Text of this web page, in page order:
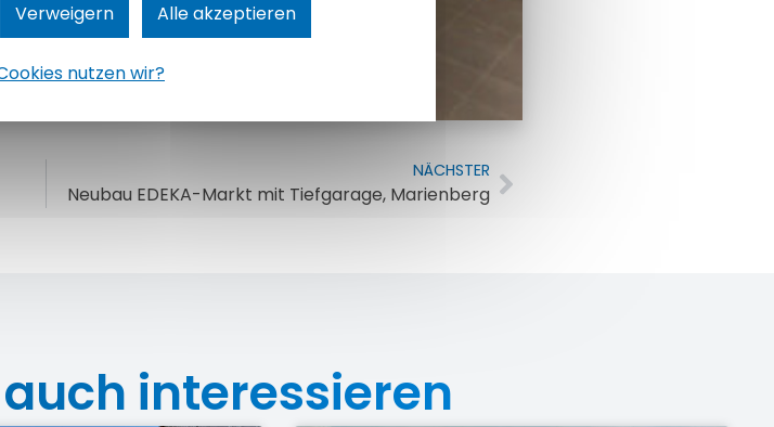
NÄCHSTER
Neubau EDEKA-Markt mit Tiefgarage, Marienberg
interessieren
Verweigern Alle akzeptieren
nutzen wir?